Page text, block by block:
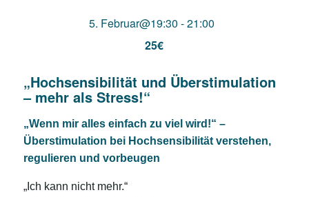
5. Februar@19:30 -21:00
25€
„Hochsensibilität und Überstimulation
– mehr als Stress!“
„Wenn mir alles einfach zu viel wird!“ –
Überstimulation bei Hochsensibilität verstehen,
regulieren und vorbeugen
„Ich kann nicht mehr.“